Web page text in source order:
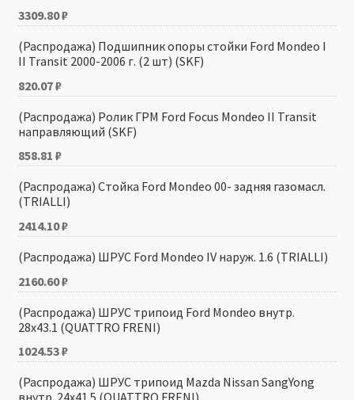
3309.80₽
(Распродажа) Подшипник опоры стойки Ford Mondeo I
II Transit 2000-2006 г. (2 шт) (SKF)
820.07₽
(Распродажа) Ролик ГРМ Ford Focus Mondeo II Transit
направляющий (SKF)
858.81 ₽
(Распродажа) Стойка Ford Mondeo 00- задняя газомасл.
(TRIALLI)
2414.10₽
(Распродажа) ШРУС Ford Mondeo IV наруж. 1.6 (TRIALLI)
2160.60₽
(Распродажа) ШРУС трипоид Ford Mondeo внутр.
28х43.1 (QUATTRO FRENI)
1024.53₽
(Распродажа) ШРУС трипоид Mazda Nissan SangYong